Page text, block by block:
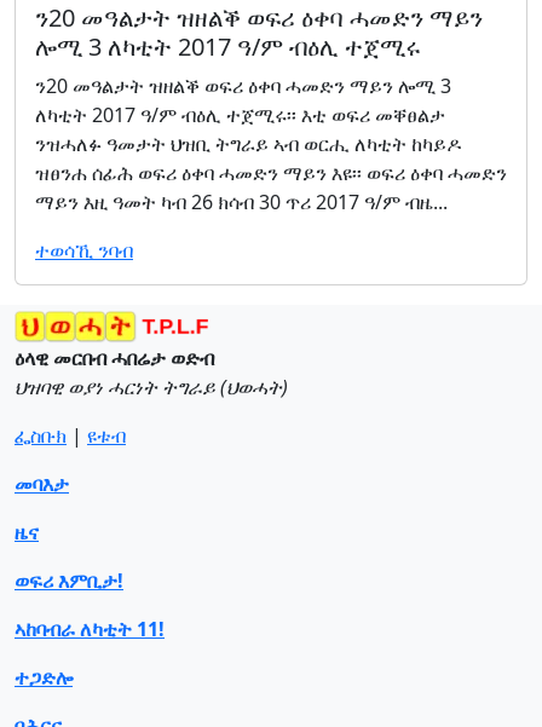
ን20 መዓልታት ዝዘልቕ ወፍሪ ዕቀባ ሓመድን ማይን
ሎሚ 3 ለካቲት 2017 ዓ/ም ብዕሊ ተጀሚሩ
ን20 መዓልታት ዝዘልቕ ወፍሪ ዕቀባ ሓመድን ማይን ሎሚ 3
ለካቲት 2017 ዓ/ም ብዕሊ ተጀሚሩ፡፡ እቲ ወፍሪ መቐፀልታ
ንዝሓለፉ ዓመታት ህዝቢ ትግራይ ኣብ ወርሒ ለካቲት ከካይዶ
ዝፀንሐ ሰፊሕ ወፍሪ ዕቀባ ሓመድን ማይን እዩ፡፡ ወፍሪ ዕቀባ ሓመድን
ማይን እዚ ዓመት ካብ 26 ክሳብ 30 ጥሪ 2017 ዓ/ም ብዜ...
ተወሳኺ ንባብ
ዕላዊ መርበብ ሓበሬታ ወድብ
ህዝባዊ ወያነ ሓርነት ትግራይ (ህወሓት)
ፌስቡክ | ዩቱብ
መባእታ
ዜና
ወፍሪ እምቢታ!
ኣከባብራ ለካቲት 11!
ተጋድሎ